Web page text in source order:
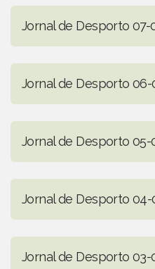
Jornal de Desporto 07-
Jornal de Desporto 06-
Jornal de Desporto 05-
Jornal de Desporto 04-
Jornal de Desporto 03-